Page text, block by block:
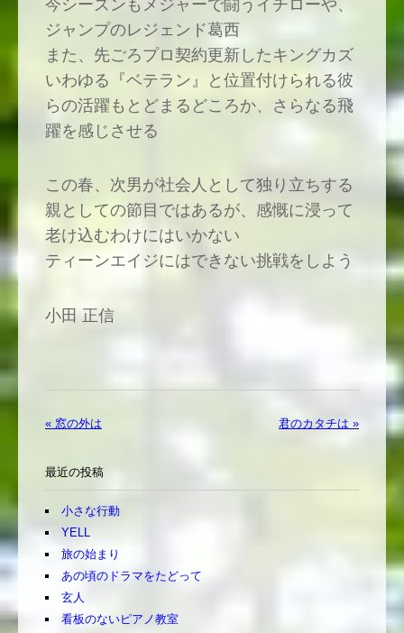
今シーズンもメジャーで闘うイチローや、
ジャンプのレジェンド葛西
また、先ごろプロ契約更新したキングカズ
いわゆる『ベテラン』と位置付けられる彼
らの活躍もとどまるどころか、さらなる飛
躍を感じさせる
この春、次男が社会人として独り立ちする
親としての節目ではあるが、感慨に浸って
老け込むわけにはいかない
ティーンエイジにはできない挑戦をしよう
小田 正信
« 窓の外は 君のカタチは »
最近の投稿
小さな行動
YELL
旅の始まり
あの頃のドラマをたどって
玄人
看板のないピアノ教室